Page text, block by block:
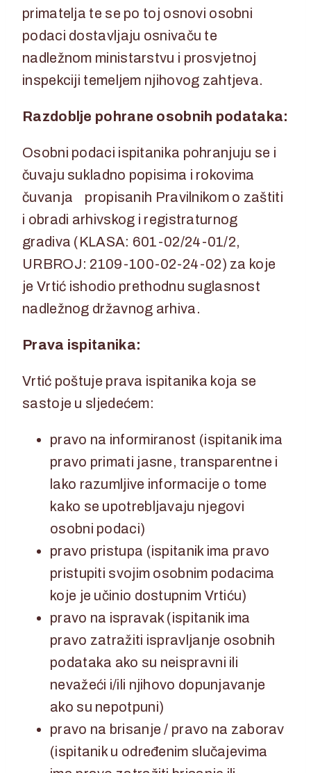
primatelja te se po toj osnovi osobni
podaci dostavljaju osnivaču te
nadležnom ministarstvu i prosvjetnoj
inspekciji temeljem njihovog zahtjeva.
Razdoblje pohrane osobnih podataka:
Osobni podaci ispitanika pohranjuju se i
čuvaju sukladno popisima i rokovima
čuvanja propisanih Pravilnikom o zaštiti
i obradi arhivskog i registraturnog
gradiva (KLASA: 601-02/24-01/2,
URBROJ: 2109-100-02-24-02) za koje
je Vrtić ishodio prethodnu suglasnost
nadležnog državnog arhiva.
Prava ispitanika:
Vrtić poštuje prava ispitanika koja se
sastoje u sljedećem:
pravo na informiranost (ispitanik ima
pravo primati jasne, transparentne i
lako razumljive informacije o tome
kako se upotrebljavaju njegovi
osobni podaci)
pravo pristupa (ispitanik ima pravo
pristupiti svojim osobnim podacima
koje je učinio dostupnim Vrtiću)
pravo na ispravak (ispitanik ima
pravo zatražiti ispravljanje osobnih
podataka ako su neispravni ili
nevažeći i/ili njihovo dopunjavanje
ako su nepotpuni)
pravo na brisanje / pravo na zaborav
(ispitanik u određenim slučajevima